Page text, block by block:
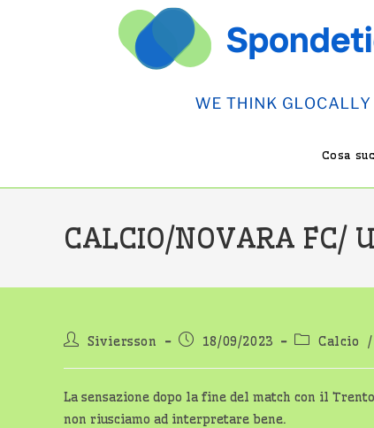
Cosa
CALCIO/NOVARA FC/
AutoreSiviersson
Articolo
18/09/2023
Categoria
Calcio /
La sensazione dopo la fine del match con il
non riusciamo ad interpretare bene.